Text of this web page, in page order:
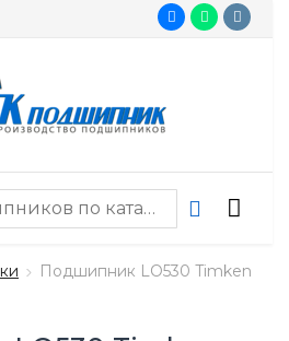
Подшипник LO530 Timken